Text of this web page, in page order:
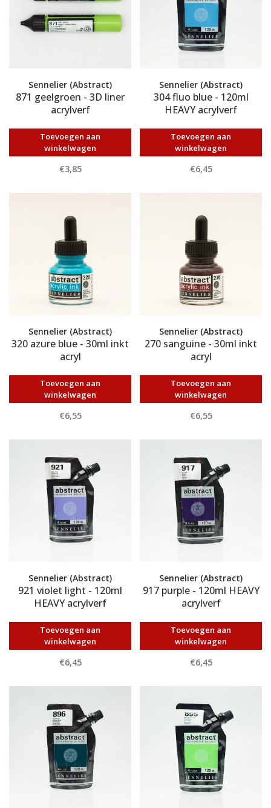
Sennelier (Abstract)
871 geelgroen - 3D liner
acrylverf
Toevoegen aan
winkelwagen
€3,85
Sennelier (Abstract)
304 fluo blue - 120ml
HEAVY acrylverf
Toevoegen aan
winkelwagen
€6,45
Sennelier (Abstract)
320 azure blue - 30ml inkt
acryl
Toevoegen aan
winkelwagen
€6,55
Sennelier (Abstract)
270 sanguine - 30ml inkt
acryl
Toevoegen aan
winkelwagen
€6,55
Sennelier (Abstract)
921 violet light - 120ml
HEAVY acrylverf
Toevoegen aan
winkelwagen
€6,45
Sennelier (Abstract)
917 purple - 120ml HEAVY
acrylverf
Toevoegen aan
winkelwagen
€6,45